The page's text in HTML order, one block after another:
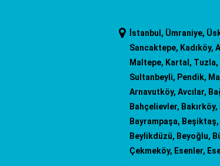
İstanbul, Ümraniye,
Sancaktepe, Kadıköy,
Maltepe, Kartal, Tuzla,
Sultanbeyli, Pendik,
Arnavutköy, Avcılar,
Bahçelievler,
Bayrampaşa,
Beylikdüzü, Beyoğlu,
Çekmeköy, Esenler,